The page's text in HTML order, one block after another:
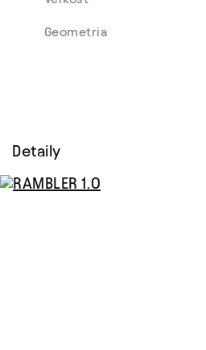
Geometria
Detaily